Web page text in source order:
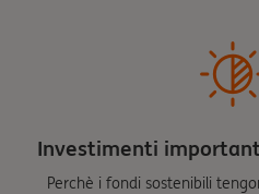
Investimenti
Perchè i fondi sostenibili